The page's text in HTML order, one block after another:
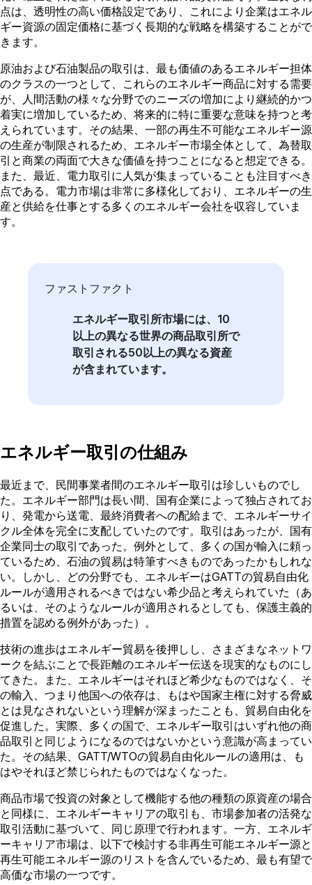
点は、透明性の高い価格設定であり、これにより企業はエネル
ギー資源の固定価格に基づく長期的な戦略を構築することがで
きます。
原油および石油製品の取引は、最も価値のあるエネルギー担体
のクラスの一つとして、これらのエネルギー商品に対する需要
が、人間活動の様々な分野でのニーズの増加により継続的かつ
着実に増加しているため、将来的に特に重要な意味を持つと考
えられています。その結果、一部の再生不可能なエネルギー源
の生産が制限されるため、エネルギー市場全体として、為替取
引と商業の両面で大きな価値を持つことになると想定できる。
また、最近、電力取引に人気が集まっていることも注目すべき
点である。電力市場は非常に多様化しており、エネルギーの生
産と供給を仕事とする多くのエネルギー会社を収容していま
す。
エネルギー取引所市場には、10
以上の異なる世界の商品取引所で
取引される50以上の異なる資産
が含まれています。
ファストファクト
エネルギー取引の仕組み
最近まで、民間事業者間のエネルギー取引は珍しいものでし
た。エネルギー部門は長い間、国有企業によって独占されてお
り、発電から送電、最終消費者への配給まで、エネルギーサイ
クル全体を完全に支配していたのです。取引はあったが、国有
企業同士の取引であった。例外として、多くの国が輸入に頼っ
ているため、石油の貿易は特筆すべきものであったかもしれな
い。しかし、どの分野でも、エネルギーはGATTの貿易自由化
ルールが適用されるべきではない希少品と考えられていた（あ
るいは、そのようなルールが適用されるとしても、保護主義的
措置を認める例外があった）。
技術の進歩はエネルギー貿易を後押しし、さまざまなネットワ
ークを結ぶことで長距離のエネルギー伝送を現実的なものにし
てきた。また、エネルギーはそれほど希少なものではなく、そ
の輸入、つまり他国への依存は、もはや国家主権に対する脅威
とは見なされないという理解が深まったことも、貿易自由化を
促進した。実際、多くの国で、エネルギー取引はいずれ他の商
品取引と同じようになるのではないかという意識が高まってい
た。その結果、GATT/WTOの貿易自由化ルールの適用は、も
はやそれほど禁じられたものではなくなった。
商品市場で投資の対象として機能する他の種類の原資産の場合
と同様に、エネルギーキャリアの取引も、市場参加者の活発な
取引活動に基づいて、同じ原理で行われます。一方、エネルギ
ーキャリア市場は、以下で検討する非再生可能エネルギー源と
再生可能エネルギー源のリストを含んでいるため、最も有望で
高価な市場の一つです。